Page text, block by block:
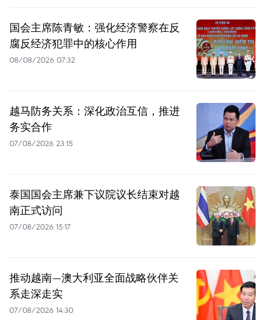
国会主席陈青敏：强化经济警察在反
腐反经济犯罪中的核心作用
08/08/2026 07:32
越马防务关系：深化政治互信，推进
务实合作
07/08/2026 23:15
泰国国会主席兼下议院议长结束对越
南正式访问
07/08/2026 15:17
推动越南—澳大利亚全面战略伙伴关
系走深走实
07/08/2026 14:30